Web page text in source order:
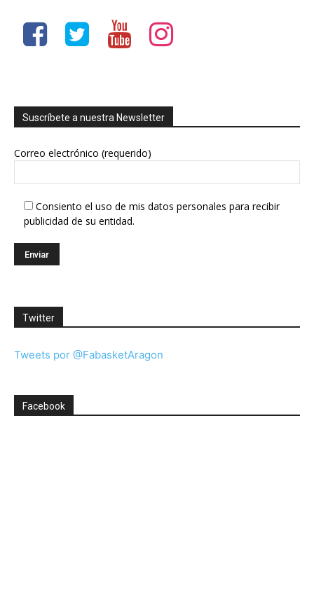
Suscríbete a nuestra Newsletter
Correo electrónico (requerido)
Consiento el uso de mis datos personales para recibir
publicidad de su entidad.
Twitter
Tweets por @FabasketAragon
Facebook